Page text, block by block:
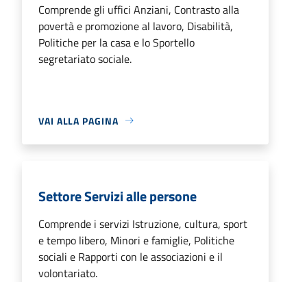
Comprende gli uffici Anziani, Contrasto alla
povertà e promozione al lavoro, Disabilità,
Politiche per la casa e lo Sportello
segretariato sociale.
VAI ALLA PAGINA
Settore Servizi alle persone
Comprende i servizi Istruzione, cultura, sport
e tempo libero, Minori e famiglie, Politiche
sociali e Rapporti con le associazioni e il
volontariato.